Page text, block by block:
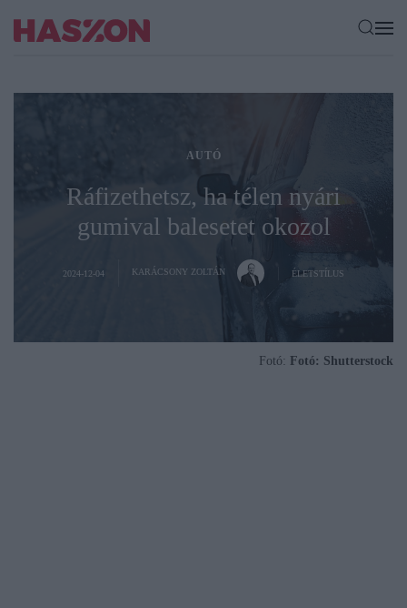
AUTÓ
Ráfizethetsz, ha télen nyári
gumival balesetet okozol
2024-12-04 KARÁCSONY ZOLTÁN ÉLETSTÍLUS
Fotó: Fotó: Shutterstock